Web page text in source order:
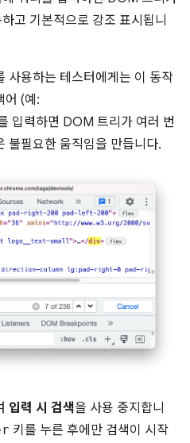
고 기본적으로 강조 표시됩니
사용하는 테스터에게는 이 동작
어 (예:
입력하면 DOM 트리가 여러 번
불필요한 움직임을 만듭니다.
입력 시 검색을 사용 중지합니
키를 누른 후에만 검색이 시작